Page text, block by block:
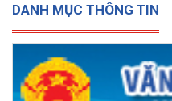
DANH MỤC THÔNG TIN